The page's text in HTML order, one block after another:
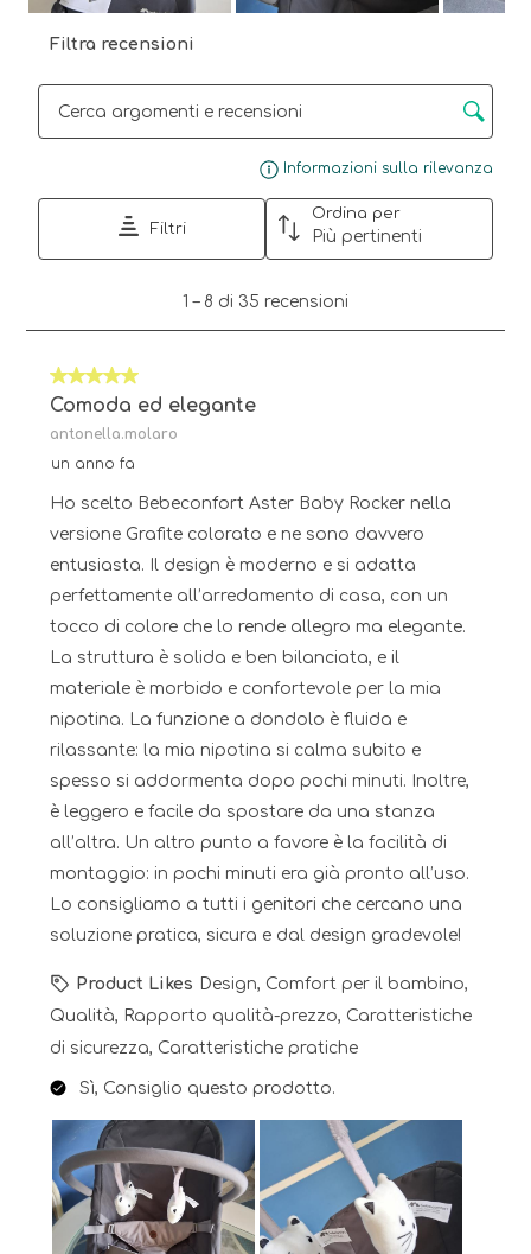
Filtra recensioni
Informazioni sulla rilevanza
Filtri
Ordina per
Più pertinenti
8
recensioni.
1 – 8 di 35 recensioni
5 su 5 stelle.
Comoda ed elegante
antonella.molaro
un anno fa
Ho scelto Bebeconfort Aster Baby Rocker nella
versione Grafite colorato e ne sono davvero
entusiasta. Il design è moderno e si adatta
perfettamente all’arredamento di casa, con un
tocco di colore che lo rende allegro ma elegante.
La struttura è solida e ben bilanciata, e il
materiale è morbido e confortevole per la mia
nipotina. La funzione a dondolo è fluida e
rilassante: la mia nipotina si calma subito e
spesso si addormenta dopo pochi minuti. Inoltre,
è leggero e facile da spostare da una stanza
all’altra. Un altro punto a favore è la facilità di
montaggio: in pochi minuti era già pronto all’uso.
Lo consigliamo a tutti i genitori che cercano una
soluzione pratica, sicura e dal design gradevole!
Product Likes Design, Comfort per il bambino,
Qualità, Rapporto qualità-prezzo, Caratteristiche
di sicurezza, Caratteristiche pratiche
Sì, Consiglio questo prodotto.